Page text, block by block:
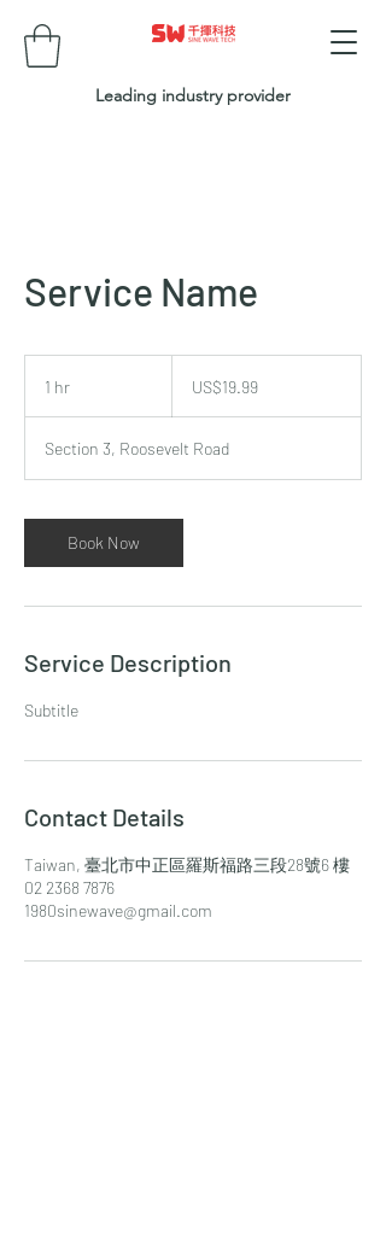
Leading industry provider
Service Name
1 hr US$19.99
Section 3, Roosevelt Road
Book Now
Service Description
Subtitle
Contact Details
Taiwan, 臺北市中正區羅斯福路三段28號6 樓
02 2368 7876
1980sinewave@gmail.com